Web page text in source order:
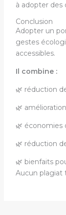
à adopter des
Conclusion
Adopter un
gestes
accessibles.
Il combine :
🌿 réduction
🌿
🌿 économies
🌿 réduction
🌿 bienfaits
Aucun plagiat